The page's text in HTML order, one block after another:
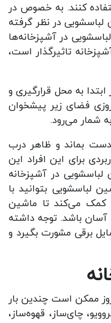
کنند. به خصوص در
در نظر گرفته
در آشپزخانه‌ها
تاثیرگذار است،
به محل قرارگیری و
فضای زیر پیشخوان
می‌رود.
بماند و ظاهر درب
برای این افراد این
در آشپزخانه
بتوانید با
می‌کند تا ماشین
باشد. توجه داشته
برقی مشورت بگیرد و
ممکن است چندین بار
چای‌ساز، قهوه‌ساز،